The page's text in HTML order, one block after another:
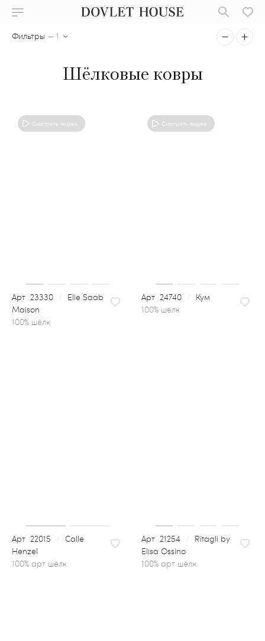
Фильтры — 1
Шёлковые ковры
Смотреть видео
23330
Elie Saab
Maison
Смотреть видео
24740
Кум
100% шёлк
22015
Calle
Henzel
21254
Ritagli by
Elisa Ossino
100% арт шёлк